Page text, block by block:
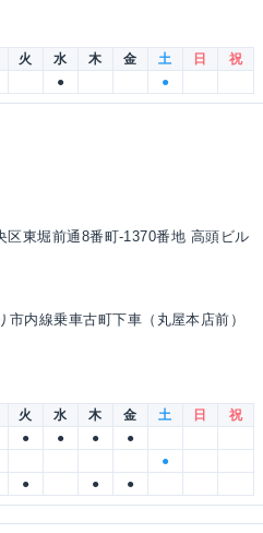
火 水 木 金 土 日
祝
● ●
区東堀前通8番町-1370番地 高頭ビル
内線乗車古町下車（丸屋本店前）
火 水 木 金 土 日
祝
● ● ●
●
●
● ● ●